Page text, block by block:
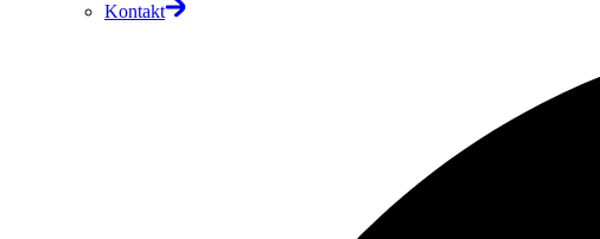
Kontakt